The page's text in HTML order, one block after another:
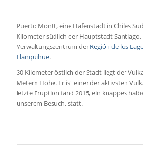
Puerto Montt, eine Hafenstadt in Chiles
Kilometer südlich der Hauptstadt Santiago.
Verwaltungszentrum der Región de los
Llanquihue.
30 Kilometer östlich der Stadt liegt der
Metern Höhe. Er ist einer der aktivsten
letzte Eruption fand 2015, ein knappes
unserem Besuch, statt.